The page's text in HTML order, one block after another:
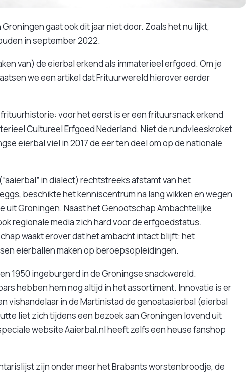
gaat ook dit jaar niet door. Zoals het nu lijkt,
in september 2022.
van) de eierbal erkend als immaterieel erfgoed. Om je
we een artikel dat Frituurwereld hierover eerder
voor het eerst is er een frituursnack erkend
Cultureel Erfgoed Nederland. Niet de rundvleeskroket
eierbal viel in 2017 de eer ten deel om op de nationale
in dialect) rechtstreeks afstamt van het
beschikte het kenniscentrum na lang wikken en wegen
uit Groningen. Naast het Genootschap Ambachtelijke
regionale media zich hard voor de erfgoedstatus.
waakt erover dat het ambacht intact blijft: het
eierballen maken op beroepsopleidingen.
1950 ingeburgerd in de Groningse snackwereld.
hebben hem nog altijd in het assortiment. Innovatie is er
vishandelaar in de Martinistad de genoataaierbal (eierbal
liet zich tijdens een bezoek aan Groningen lovend uit
website Aaierbal.nl heeft zelfs een heuse fanshop
zijn onder meer het Brabants worstenbroodje, de